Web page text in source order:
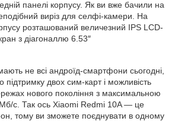
панелі корпусу. Як ви вже бачили на
виріз для селфі-камери. На
розташований величезний IPS LCD-
з діагоналлю 6.53″
не всі андроїд-смартфони сьогодні,
підтримку двох сим-карт і можливість
нового покоління з максимальною
с. Так ось Xiaomi Redmi 10A — це
тому ви зможете поєднувати в одному